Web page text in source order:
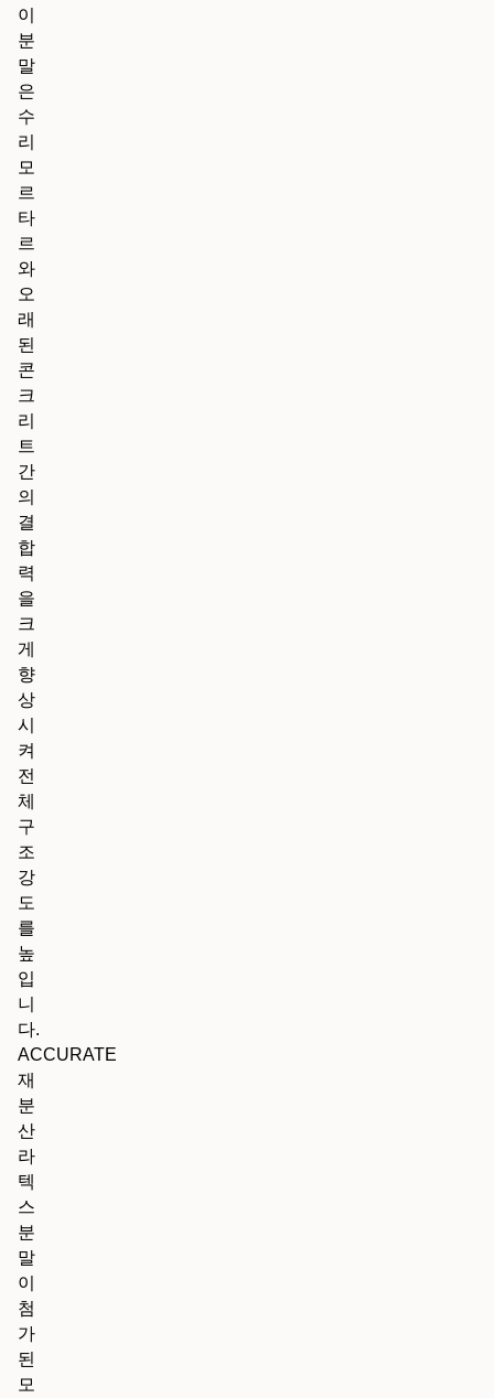
이
분
말
은
수
리
모
르
타
르
와
오
래
된
콘
크
리
트
간
의
결
합
력
을
크
게
향
상
시
켜
전
체
구
조
강
도
를
높
입
니
다.
ACCURATE
재
분
산
라
텍
스
분
말
이
첨
가
된
모